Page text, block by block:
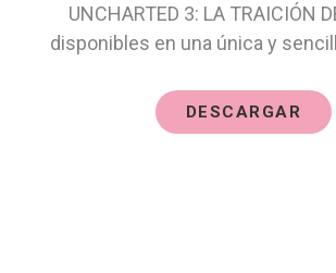
UNCHARTED 3: LA TRAICIÓN
disponibles en una única y
DESCARGAR